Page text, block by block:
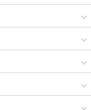
対応をさせて頂きます。お電
店